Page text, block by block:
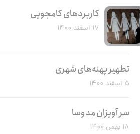
کاربرد‌های کامجویی
۱۷ اسفند ۱۴۰۰
تطهیر پهنه‌های شهری
۵ اسفند ۱۴۰۰
سر آویزان مدوسا
۱۸ بهمن ۱۴۰۰